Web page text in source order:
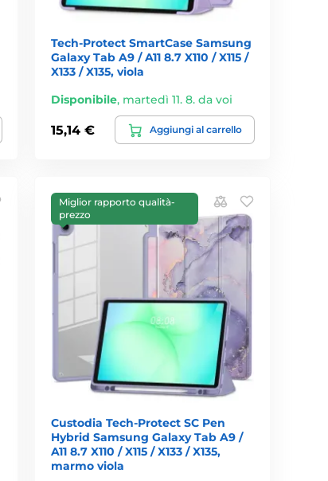
Tech-Protect SmartCase Samsung
Galaxy Tab A9 / A11 8.7 X110 / X115 /
X133 / X135, viola
Disponibile, martedì 11. 8. da voi
15,14 € Aggiungi al carrello
Miglior rapporto qualità-
prezzo
Custodia Tech-Protect SC Pen
Hybrid Samsung Galaxy Tab A9 /
A11 8.7 X110 / X115 / X133 / X135,
marmo viola